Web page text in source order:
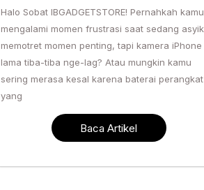
Halo Sobat IBGADGETSTORE! Pernahkah kamu
mengalami momen frustrasi saat sedang asyik
memotret momen penting, tapi kamera iPhone
lama tiba-tiba nge-lag? Atau mungkin kamu
sering merasa kesal karena baterai perangkat
yang
Baca Artikel